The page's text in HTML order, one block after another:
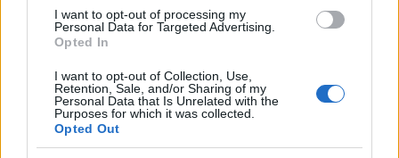
I want to opt-out of processing my
Personal Data for Targeted Advertising.
Opted In
I want to opt-out of Collection, Use,
Retention, Sale, and/or Sharing of my
Personal Data that Is Unrelated with the
Purposes for which it was collected.
Opted Out
daGoogle News
Condividi l'articolo
F T